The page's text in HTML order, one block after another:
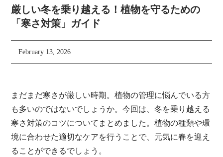
厳しい冬を乗り越える！植物を守るための
「寒さ対策」ガイド
February 13, 2026
まだまだ寒さが厳しい時期。植物の管理に悩んでいる方
も多いのではないでしょうか。今回は、冬を乗り越える
寒さ対策のコツについてまとめました。植物の種類や環
境に合わせた適切なケアを行うことで、元気に春を迎え
ることができるでしょう。